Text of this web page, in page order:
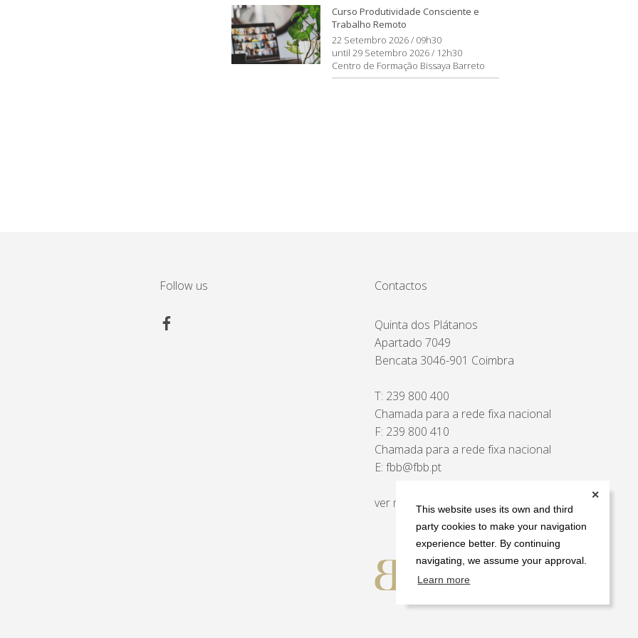
This website uses its own and third
party cookies to make your navigation
experience better. By continuing
navigating, we assume your approval.
Learn more
✕
Curso Produtividade Consciente e
Trabalho Remoto
22 Setembro 2026 / 09h30
until 29 Setembro 2026 / 12h30
Centro de Formação Bissaya Barreto
Follow us Contactos
Quinta dos Plátanos
Apartado 7049
Bencata 3046-901 Coimbra
T: 239 800 400
Chamada para a rede fixa nacional
F: 239 800 410
Chamada para a rede fixa nacional
E:fbb@fbb.pt
ver mapa